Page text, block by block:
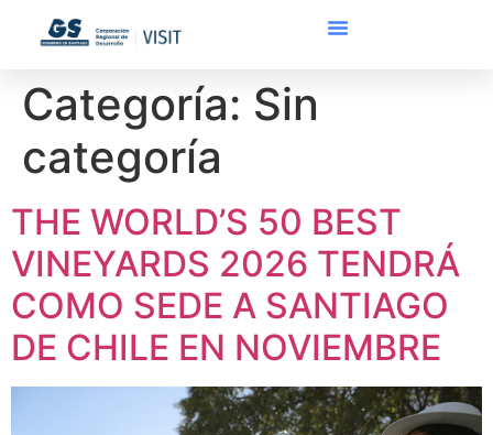
Categoría: Sin
categoría
THE WORLD’S 50 BEST
VINEYARDS 2026 TENDRÁ
COMO SEDE A SANTIAGO
DE CHILE EN NOVIEMBRE